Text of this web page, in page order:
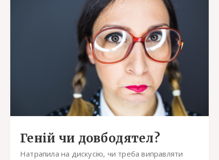
Геній чи довбодятел?
Натрапила на дискусію, чи треба виправляти